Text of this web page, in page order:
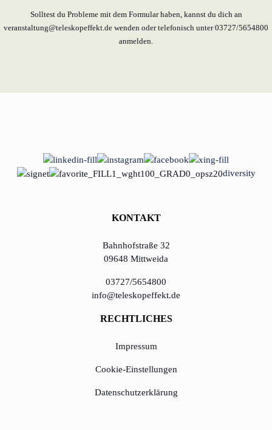
Solltest du Probleme mit dem Formular haben, kannst du dich an
veranstaltung@teleskopeffekt.de wenden oder telefonisch unter 03727/5654800
anmelden.
diversity
KONTAKT
Bahnhofstraße 32
09648 Mittweida
03727/5654800
info@teleskopeffekt.de
RECHTLICHES
Impressum
Cookie-Einstellungen
Datenschutzerklärung